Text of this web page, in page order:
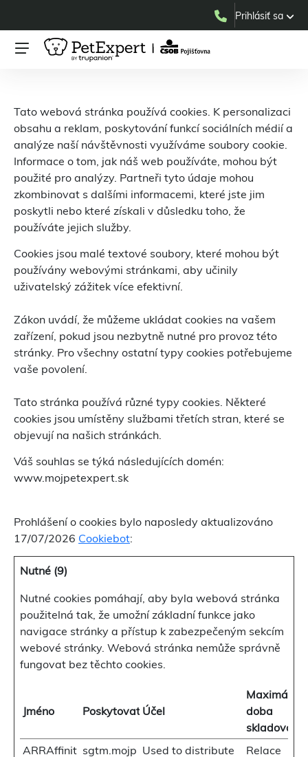
Prihlásiť sa
Tato webová stránka používá cookies. K personalizaci
obsahu a reklam, poskytování funkcí sociálních médií a
analýze naší návštěvnosti využíváme soubory cookie.
Informace o tom, jak náš web používáte, mohou být
použité pro analýzy. Partneři tyto údaje mohou
zkombinovat s dalšími informacemi, které jste jim
poskytli nebo které získali v důsledku toho, že
používáte jejich služby.
Cookies jsou malé textové soubory, které mohou být
používány webovými stránkami, aby učinily
uživatelský zážitek více efektivní.
Zákon uvádí, že můžeme ukládat cookies na vašem
zařízení, pokud jsou nezbytně nutné pro provoz této
stránky. Pro všechny ostatní typy cookies potřebujeme
vaše povolení.
Tato stránka používá různé typy cookies. Některé
cookies jsou umístěny službami třetích stran, které se
objevují na našich stránkách.
Váš souhlas se týká následujících domén:
www.mojpetexpert.sk
Prohlášení o cookies bylo naposledy aktualizováno
17/07/2026 Cookiebot:
Nutné (9)
Nutné cookies pomáhají, aby byla webová stránka
použitelná tak, že umožní základní funkce jako
navigace stránky a přístup k zabezpečeným sekcím
webové stránky. Webová stránka nemůže správně
fungovat bez těchto cookies.
Jméno PoskytovatelÚčel
Maximální
doba
skladování
ARRAffinit sgtm.mojp Used to distribute
Relace